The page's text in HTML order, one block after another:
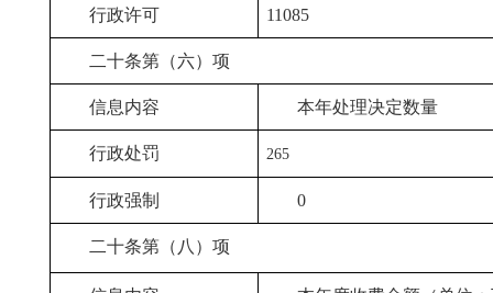
行政许可 11085
二十条第（六）项
信息内容 本年处理决定数量
行政处罚 265
行政强制 0
二十条第（八）项